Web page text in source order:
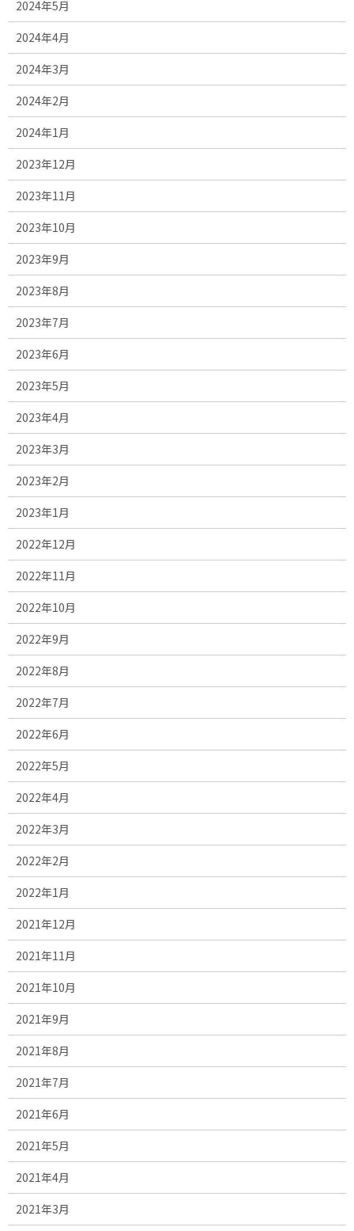
2024年5月
2024年4月
2024年3月
2024年2月
2024年1月
2023年12月
2023年11月
2023年10月
2023年9月
2023年8月
2023年7月
2023年6月
2023年5月
2023年4月
2023年3月
2023年2月
2023年1月
2022年12月
2022年11月
2022年10月
2022年9月
2022年8月
2022年7月
2022年6月
2022年5月
2022年4月
2022年3月
2022年2月
2022年1月
2021年12月
2021年11月
2021年10月
2021年9月
2021年8月
2021年7月
2021年6月
2021年5月
2021年4月
2021年3月